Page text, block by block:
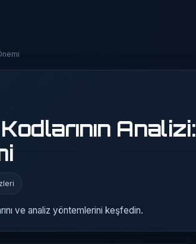
Analizi:
ve analiz yöntemlerini keşfedin.